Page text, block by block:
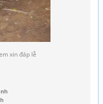
xin đáp lễ